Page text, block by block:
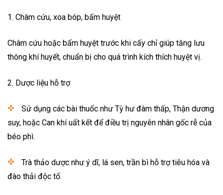
1. Châm cứu, xoa bóp, bấm huyệt
Châm cứu hoặc bấm huyệt trước khi cấy chỉ giúp tăng lưu
thông khí huyết, chuẩn bị cho quá trình kích thích huyệt vị.
2. Dược liệu hỗ trợ
Sử dụng các bài thuốc như Tỳ hư đàm thấp, Thận dương
suy, hoặc Can khí uất kết để điều trị nguyên nhân gốc rễ của
béo phì.
Trà thảo dược như ý dĩ, lá sen, trần bì hỗ trợ tiêu hóa và
đào thải độc tố.